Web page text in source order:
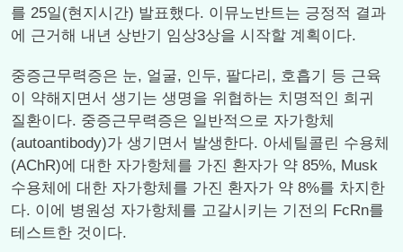
를 25일(현지시간) 발표했다. 이뮤노반트는 긍정적 결과
에 근거해 내년 상반기 임상3상을 시작할 계획이다.
중증근무력증은 눈, 얼굴, 인두, 팔다리, 호흡기 등 근육
이 약해지면서 생기는 생명을 위협하는 치명적인 희귀
질환이다. 중증근무력증은 일반적으로 자가항체
(autoantibody)가 생기면서 발생한다. 아세틸콜린 수용체
(AChR)에 대한 자가항체를 가진 환자가 약 85%, Musk
수용체에 대한 자가항체를 가진 환자가 약 8%를 차지한
다. 이에 병원성 자가항체를 고갈시키는 기전의 FcRn를
테스트한 것이다.